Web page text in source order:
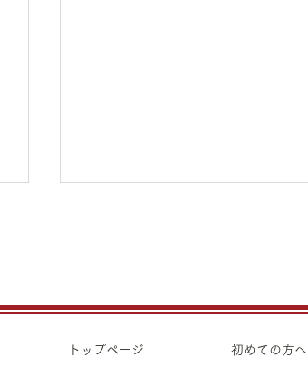
り価格のご案内です。 金 K24イ
ップ ¥21,530 K22
トップページ 初めての方へ